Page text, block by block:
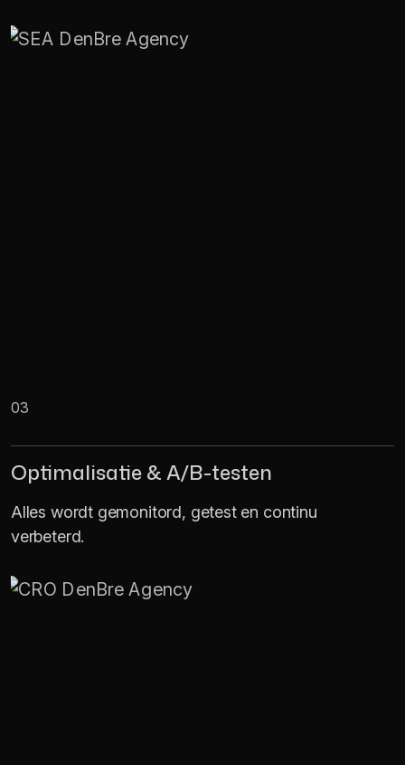
03
Optimalisatie & A/B-testen
Alles wordt gemonitord, getest en continu
verbeterd.